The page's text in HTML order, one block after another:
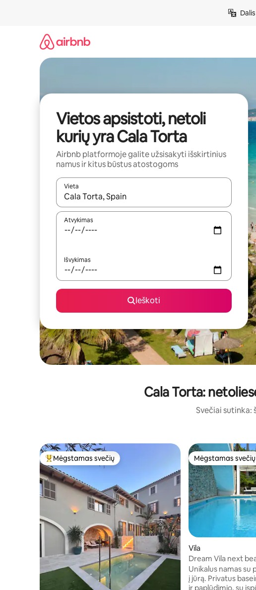
Vietos apsistoti, netoli
kurių yra Cala Torta
Airbnb platformoje galite užsisakyti išskirtinius
namus ir kitus būstus atostogoms
Vieta
Kai pasirodys paieškos rezultatai, juos naršyti galite
Atvykimas
Išvykimas
Ieškoti
Cala Torta:
Svečiai sutinka:
Svečių mėgstamiausias
Mėgstamas svečių Mėgstamas svečių
Mėgstamas svečių
Vila
Dream Vila next
Nuostabūs vaizdai
Unikalus namas su
į jūrą. Privatus
ir paplūdimio, su